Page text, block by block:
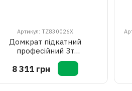
Артикул: TZ830026X
Домкрат підкатний
професійний 3т
низькопрофільний з
подвійною помпою 80-508
8 311 грн